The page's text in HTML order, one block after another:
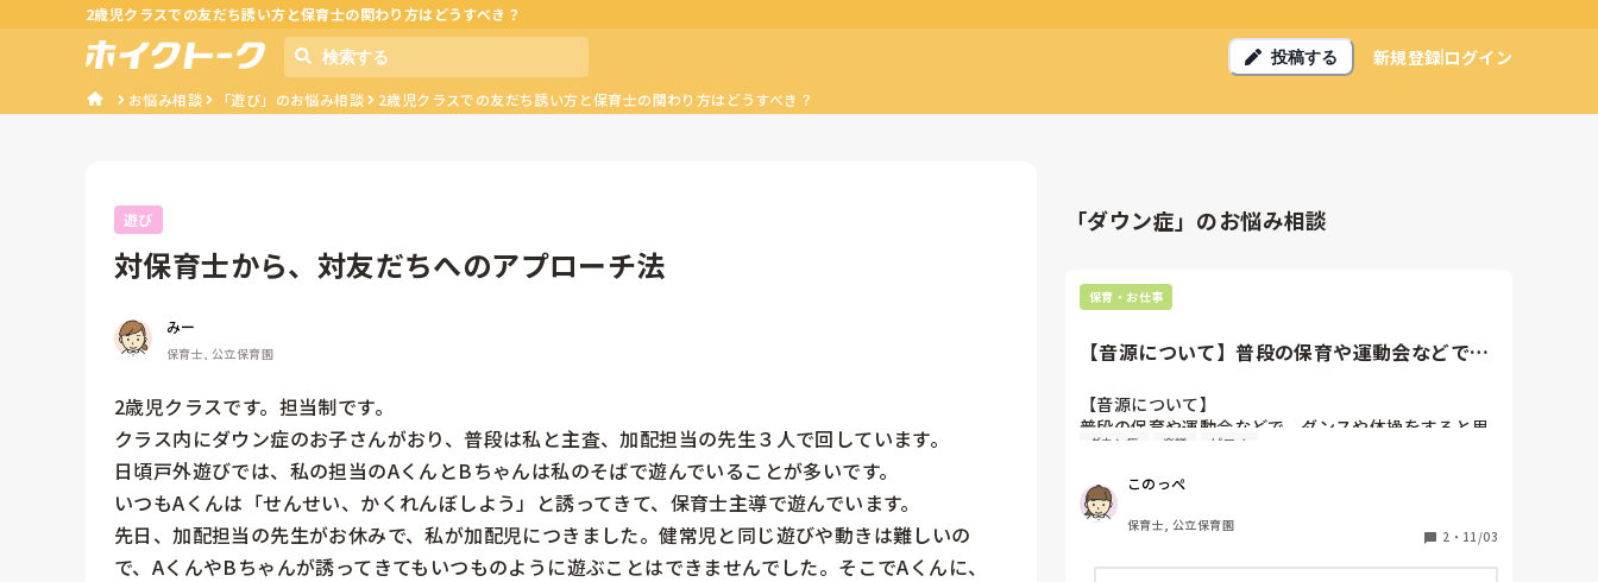
2歳児クラスでの友だち誘い方と保育士の関わり方はどうすべき？
投稿する 新規登録ログイン
お悩み相談 「遊び」のお悩み相談 2歳児クラスでの友だち誘い方と保育士の関わり方はどうすべき？
遊び
対保育士から、対友だちへのアプローチ法
みー
保育士, 公立保育園
2歳児クラスです。担当制です。
クラス内にダウン症のお子さんがおり、普段は私と主査、加配担当の先生３人で回しています。
日頃戸外遊びでは、私の担当のAくんとBちゃんは私のそばで遊んでいることが多いです。
いつもAくんは「せんせい、かくれんぼしよう」と誘ってきて、保育士主導で遊んでいます。
先日、加配担当の先生がお休みで、私が加配児につきました。健常児と同じ遊びや動きは難しいの
で、AくんやBちゃんが誘ってきてもいつものように遊ぶことはできませんでした。そこでAくんに、
「ダウン症」のお悩み相談
保育・お仕事
【音源について】普段の保育や運動会などで、
【音源について】
普段の保育や運動会などで、ダンスや体操をすると思
うのですが、皆さん音源はどのようにしてますか？
多かったのと、他の先生の私物のものが多く…私も少
しは買ったのがあるのですが、アルバムだと結構高く
てあまり枚数は買えず…コピーとかもイマイチよくわ
からないのでしてません。私物でBluetoothスピーカ
ダウン症 楽譜 ピアノ
このっぺ
保育士, 公立保育園
2 ・ 11/03